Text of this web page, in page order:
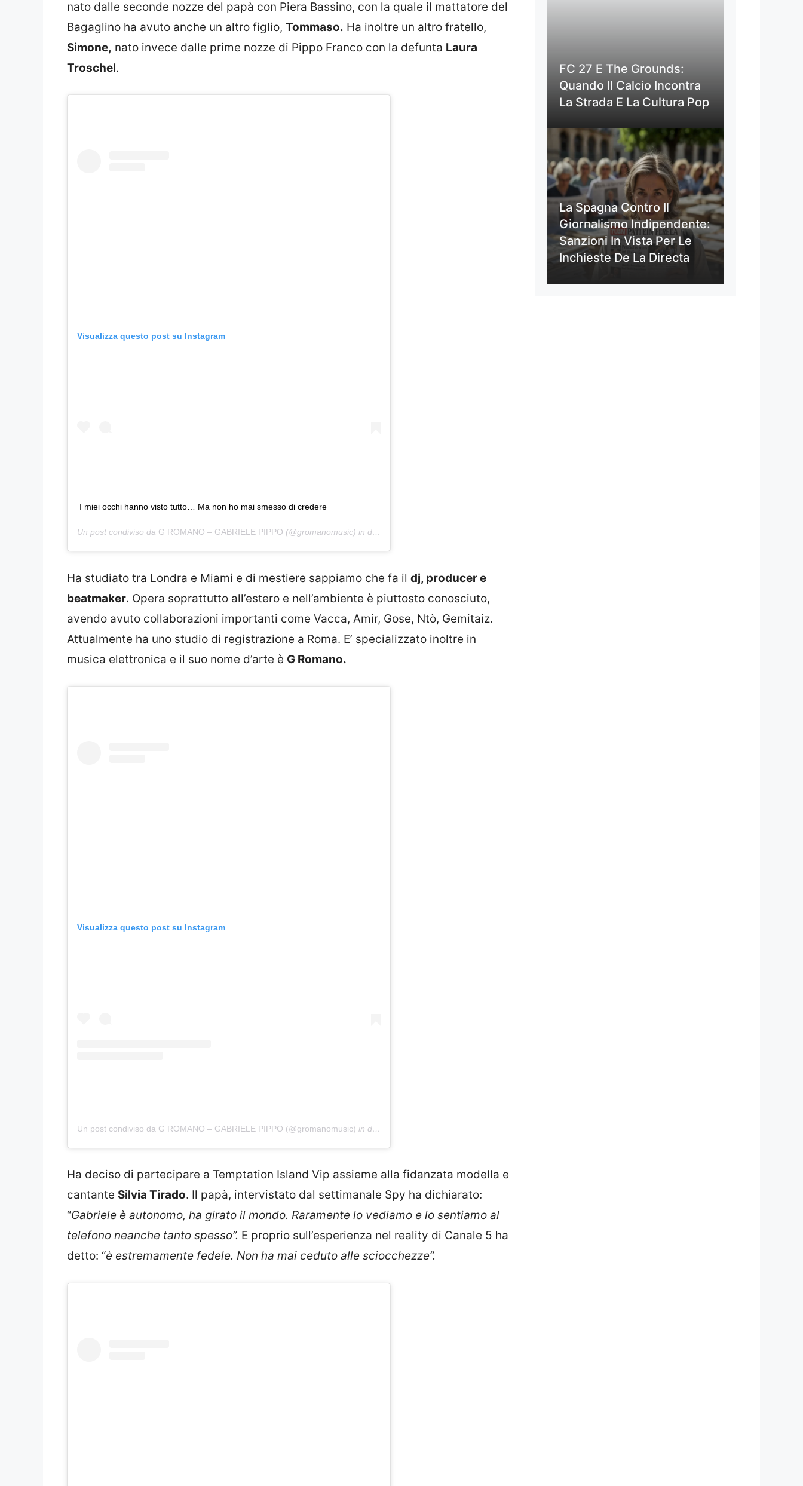
nato dalle seconde nozze del papà con Piera Bassino, con la quale il mattatore del
Bagaglino ha avuto anche un altro figlio, Tommaso. Ha inoltre un altro fratello,
Simone, nato invece dalle prime nozze di Pippo Franco con la defunta Laura
Troschel.
Visualizza questo post su Instagram
I miei occhi hanno visto tutto… Ma non ho mai smesso di credere
Un post condiviso da G ROMANO – GABRIELE PIPPO (@gromanomusic) in data:
Ha studiato tra Londra e Miami e di mestiere sappiamo che fa il dj, producer e
beatmaker. Opera soprattutto all’estero e nell’ambiente è piuttosto conosciuto,
avendo avuto collaborazioni importanti come Vacca, Amir, Gose, Ntò, Gemitaiz.
Attualmente ha uno studio di registrazione a Roma. E’ specializzato inoltre in
musica elettronica e il suo nome d’arte è G Romano.
Visualizza questo post su Instagram
Un post condiviso da G ROMANO – GABRIELE PIPPO (@gromanomusic) in data:
Ha deciso di partecipare a Temptation Island Vip assieme alla fidanzata modella e
cantante Silvia Tirado. Il papà, intervistato dal settimanale Spy ha dichiarato:
“Gabriele è autonomo, ha girato il mondo. Raramente lo vediamo e lo sentiamo al
telefono neanche tanto spesso”. E proprio sull’esperienza nel reality di Canale 5 ha
detto: “è estremamente fedele. Non ha mai ceduto alle sciocchezze”.
FC 27 E The Grounds:
Quando Il Calcio Incontra
La Strada E La Cultura Pop
La Spagna Contro Il
Giornalismo Indipendente:
Sanzioni In Vista Per Le
Inchieste De La Directa